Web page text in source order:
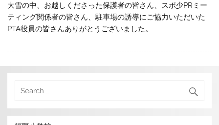
大雪の中、お越しくださった保護者の皆さん、スポ少PRミー
ティング関係者の皆さん、駐車場の誘導にご協力いただいた
PTA役員の皆さんありがとうございました。